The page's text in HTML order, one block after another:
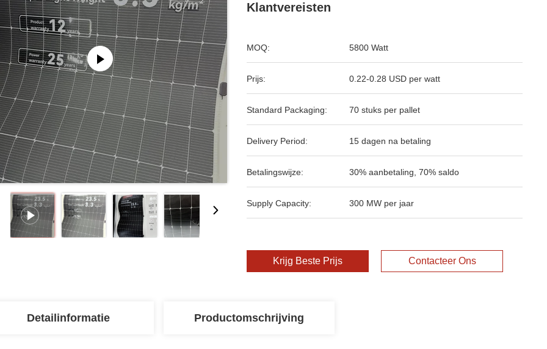
Klantvereisten
MOQ: 5800 Watt
Prijs: 0.22-0.28 USD per watt
Standard Packaging: 70 stuks per pallet
Delivery Period: 15 dagen na betaling
Betalingswijze: 30% aanbetaling, 70% saldo
Supply Capacity: 300 MW per jaar
Krijg Beste Prijs Contacteer Ons
Detailinformatie Productomschrijving